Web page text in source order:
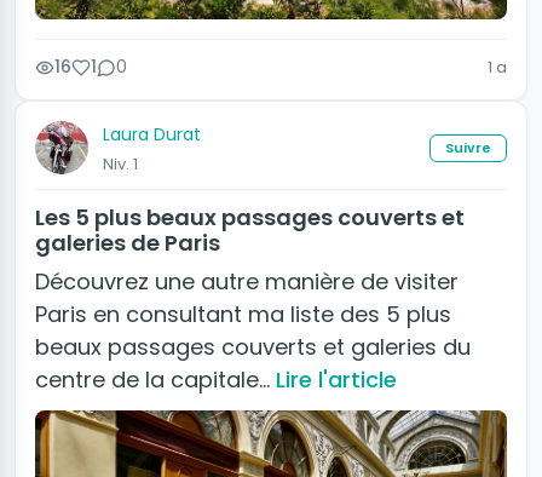
16 1 0 1 a
Laura Durat
Niv. 1
Suivre
Les 5 plus beaux passages couverts et
galeries de Paris
Découvrez une autre manière de visiter
Paris en consultant ma liste des 5 plus
beaux passages couverts et galeries du
centre de la capitale… Lire l'article